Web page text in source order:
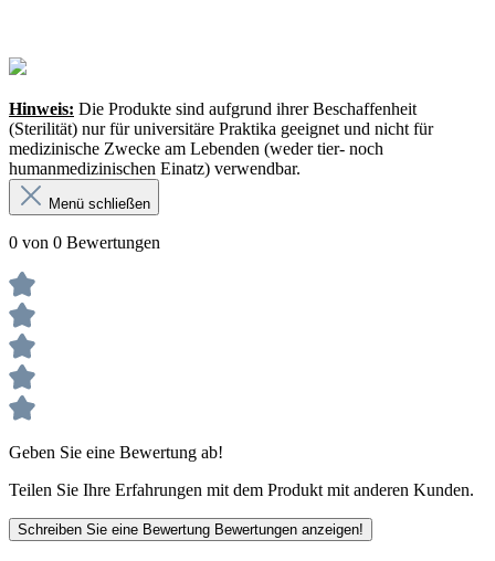
Hinweis: Die Produkte sind aufgrund ihrer Beschaffenheit
(Sterilität) nur für universitäre Praktika geeignet und nicht für
medizinische Zwecke am Lebenden (weder tier- noch
humanmedizinischen Einatz) verwendbar.
Menü schließen
0 von 0 Bewertungen
Geben Sie eine Bewertung ab!
Teilen Sie Ihre Erfahrungen mit dem Produkt mit anderen Kunden.
Schreiben Sie eine Bewertung Bewertungen anzeigen!